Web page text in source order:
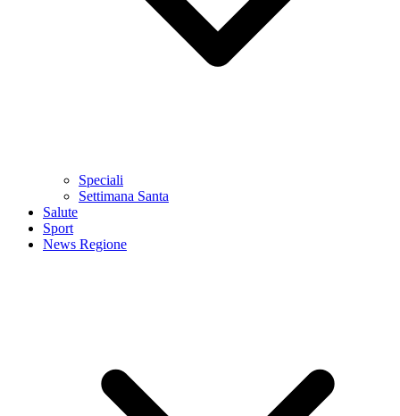
Speciali
Settimana Santa
Salute
Sport
News Regione